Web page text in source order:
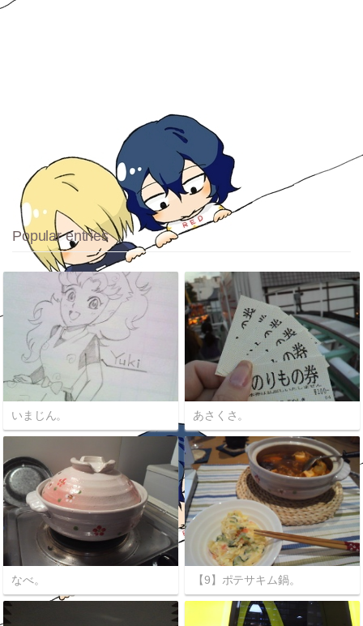
Popular entries
いまじん。 あさくさ。
なべ。 【9】ポテサキム鍋。